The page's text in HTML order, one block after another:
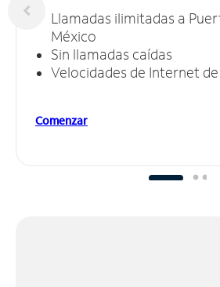
Llamadas ilimitadas a
México
Sin llamadas caídas
Velocidades de Internet
Comenzar